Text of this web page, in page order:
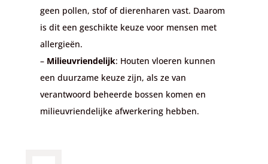
geen pollen, stof of dierenharen vast. Daarom
is dit een geschikte keuze voor mensen met
allergieën.
– Milieuvriendelijk: Houten vloeren kunnen
een duurzame keuze zijn, als ze van
verantwoord beheerde bossen komen en
milieuvriendelijke afwerkering hebben.